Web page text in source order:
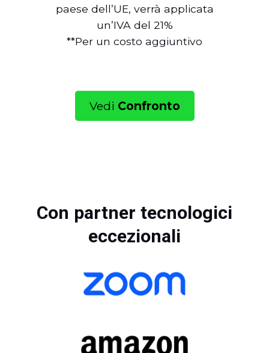
paese dell’UE, verrà applicata
un’IVA del 21%
**Per un costo aggiuntivo
Vedi Confronto
Con partner tecnologici
eccezionali